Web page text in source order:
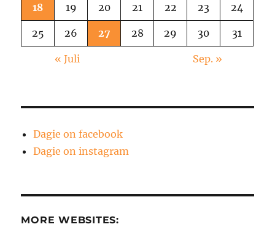
18 19 20 21 22 23 24
25 26 27 28 29 30 31
« Juli Sep. »
Dagie on facebook
Dagie on instagram
MORE WEBSITES: